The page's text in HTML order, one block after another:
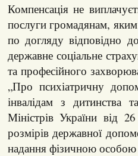
Компенсація не
послуги громадянам,
по догляду відповідно
державне соціальне
та професійного
„Про психіатричну
інвалідам з дитинства
Міністрів України від
розмірів державної
надання фізичною особою